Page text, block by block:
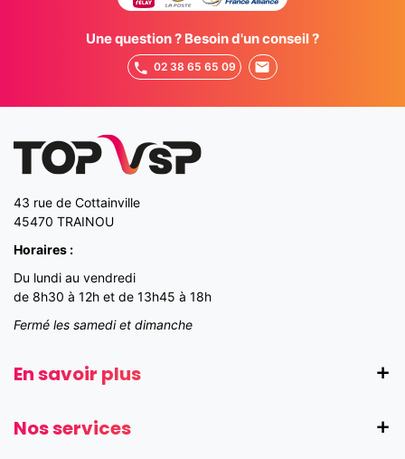
Une question ? Besoin d'un conseil ?
02 38 65 65 09
43 rue de Cottainville
45470 TRAINOU
Horaires :
Du lundi au vendredi
de 8h30 à 12h et de 13h45 à 18h
Fermé les samedi et dimanche
En savoir plus
Nos services